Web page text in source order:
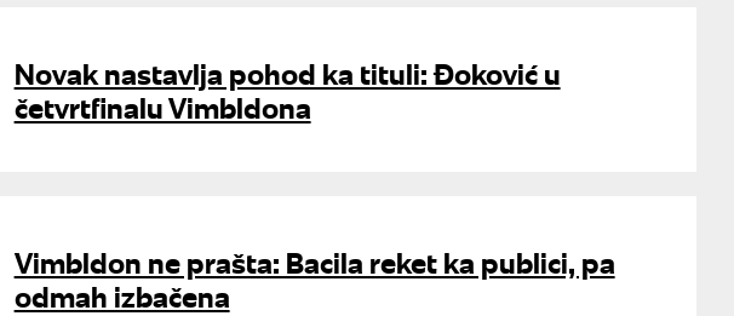
Novak nastavlja pohod ka tituli: Đoković u
četvrtfinalu Vimbldona
Vimbldon ne prašta: Bacila reket ka publici, pa
odmah izbačena